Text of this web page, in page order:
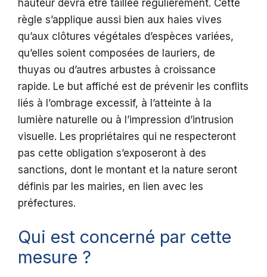
hauteur devra être taillée régulièrement. Cette
règle s’applique aussi bien aux haies vives
qu’aux clôtures végétales d’espèces variées,
qu’elles soient composées de lauriers, de
thuyas ou d’autres arbustes à croissance
rapide. Le but affiché est de prévenir les conflits
liés à l’ombrage excessif, à l’atteinte à la
lumière naturelle ou à l’impression d’intrusion
visuelle. Les propriétaires qui ne respecteront
pas cette obligation s’exposeront à des
sanctions, dont le montant et la nature seront
définis par les mairies, en lien avec les
préfectures.
Qui est concerné par cette
mesure ?